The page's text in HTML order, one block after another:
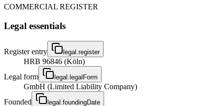
COMMERCIAL REGISTER
Legal essentials
Register entry legal.register
HRB 96846 (Köln)
Legal form
legal.legalForm
GmbH (Limited Liability Company)
Founded
legal.foundingDate